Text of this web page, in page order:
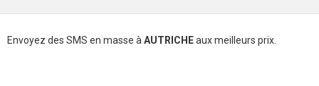
Envoyez des SMS en masse à AUTRICHEaux meilleurs prix.